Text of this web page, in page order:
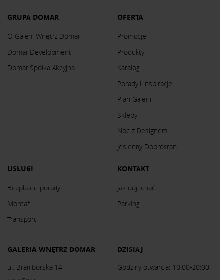
GRUPA DOMAR
O Galerii Wnętrz Domar
Domar Development
Domar Spółka Akcyjna
OFERTA
Promocje
Produkty
Katalog
Porady i inspiracje
Plan Galerii
Sklepy
Noc z Designem
Jesienny Dobrostan
USŁUGI
Bezpłatne porady
Montaż
Transport
KONTAKT
Jak dojechać
Parking
GALERIA WNĘTRZ DOMAR
ul. Braniborska 14
DZISIAJ
Godziny otwarcia: 10:00-20:00